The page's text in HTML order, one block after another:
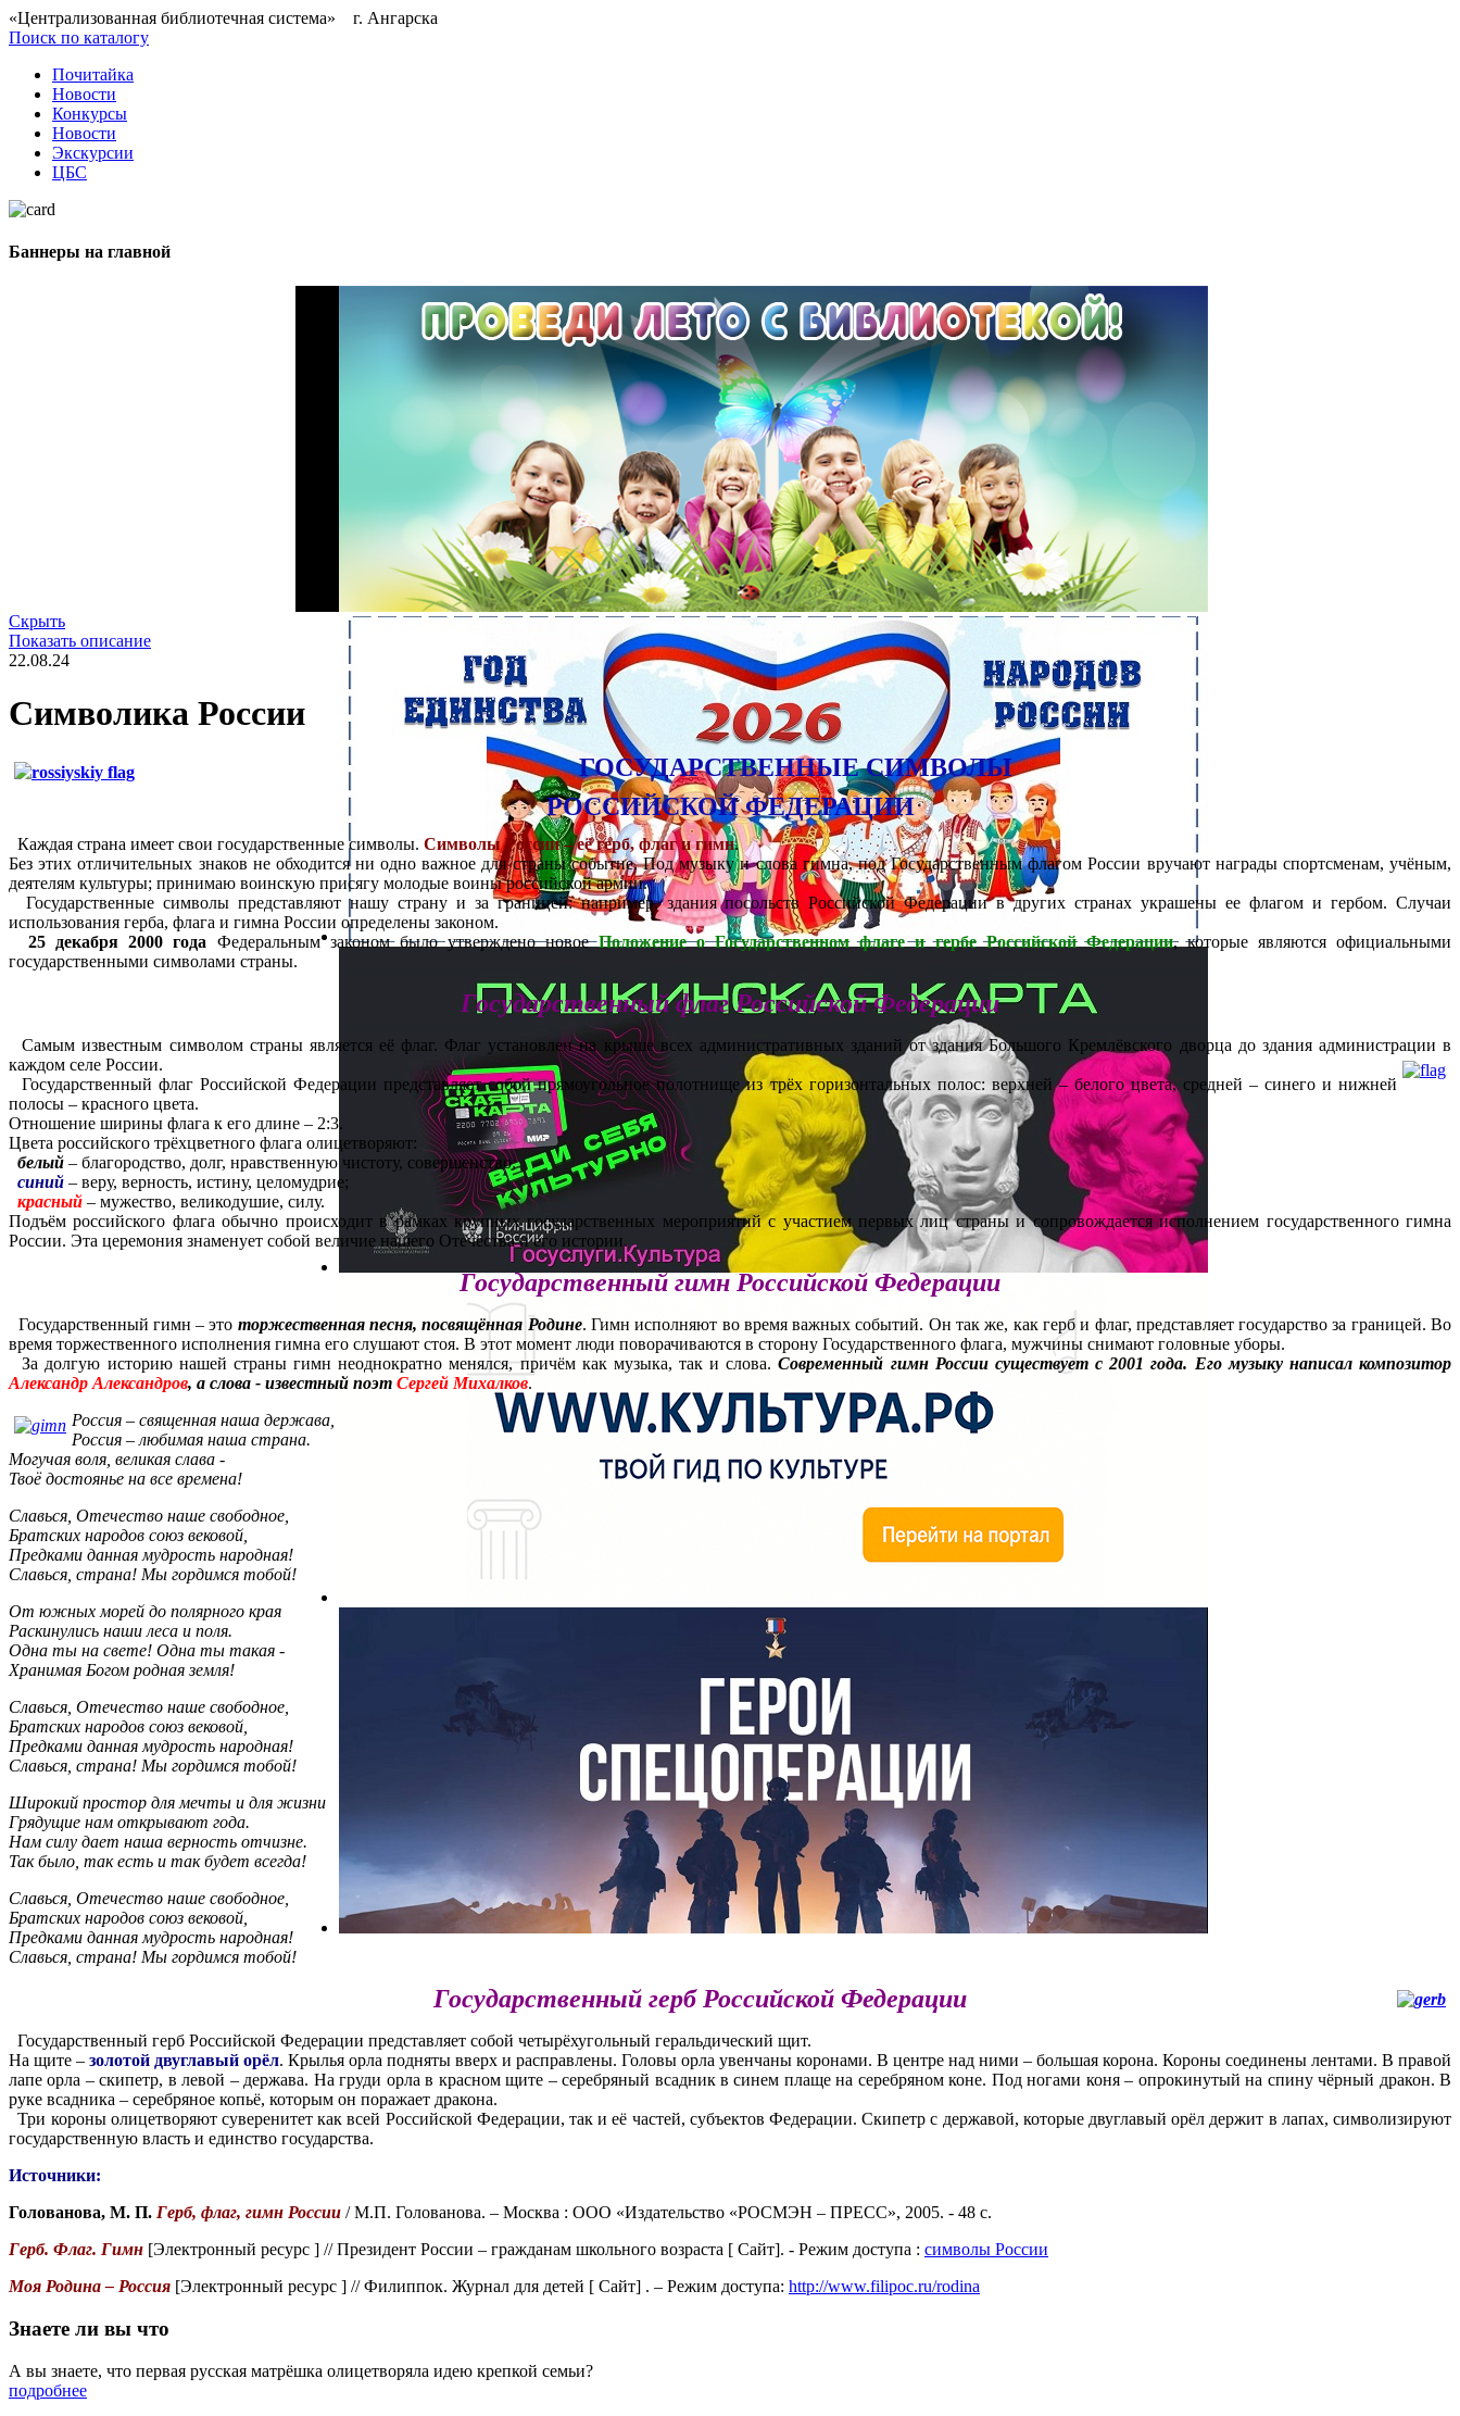
«Централизованная библиотечная система» г. Ангарска
Поиск по каталогу
Почитайка
Новости
Конкурсы
Новости
Экскурсии
ЦБС
Баннеры на главной
Скрыть
Показать описание
22.08.24
Символика России
ГОСУДАРСТВЕННЫЕ СИМВОЛЫ
РОССИЙСКОЙ ФЕДЕРАЦИИ
Каждая страна имеет свои государственные символы. Символы России – её герб, флаг и гимн.
Без этих отличительных знаков не обходится ни одно важное для страны событие. Под музыку и слова гимна, под Государственным флагом России вручают награды спортсменам, учёным,
деятелям культуры; принимаю воинскую присягу молодые воины российской армии.
Государственные символы представляют нашу страну и за границей: например, здания посольств Российской Федерации в других странах украшены ее флагом и гербом. Случаи
использования герба, флага и гимна России определены законом.
25 декабря 2000 года Федеральным законом было утверждено новоеПоложение о Государственном флаге и гербе Российской Федерации, которые являются официальными
государственными символами страны.
Государственный флаг Российской Федерации
Самым известным символом страны является её флаг. Флаг установлен на крыше всех административных зданий от здания Большого Кремлёвского дворца до здания администрации в
каждом селе России.
Государственный флаг Российской Федерации представляет собой прямоугольное полотнище из трёх горизонтальных полос: верхней – белого цвета, средней – синего и нижней
полосы – красного цвета.
Отношение ширины флага к его длине – 2:3.
Цвета российского трёхцветного флага олицетворяют:
белый – благородство, долг, нравственную чистоту, совершенство;
синий – веру, верность, истину, целомудрие;
красный – мужество, великодушие, силу.
Подъём российского флага обычно происходит в рамках крупных государственных мероприятий с участием первых лиц страны и сопровождается исполнением государственного гимна
России. Эта церемония знаменует собой величие нашего Отечества и его истории.
Государственный гимн Российской Федерации
Государственный гимн – это торжественная песня, посвящённая Родине. Гимн исполняют во время важных событий. Он так же, как герб и флаг, представляет государство за границей. Во
время торжественного исполнения гимна его слушают стоя. В этот момент люди поворачиваются в сторону Государственного флага, мужчины снимают головные уборы.
За долгую историю нашей страны гимн неоднократно менялся, причём как музыка, так и слова.Современный гимн России существует с 2001 года. Его музыку написал композитор
Александр Александров, а слова - известный поэт Сергей Михалков.
Россия – священная наша держава,
Россия – любимая наша страна.
Могучая воля, великая слава -
Твоё достоянье на все времена!
Славься, Отечество наше свободное,
Братских народов союз вековой,
Предками данная мудрость народная!
Славься, страна! Мы гордимся тобой!
От южных морей до полярного края
Раскинулись наши леса и поля.
Одна ты на свете! Одна ты такая -
Хранимая Богом родная земля!
Славься, Отечество наше свободное,
Братских народов союз вековой,
Предками данная мудрость народная!
Славься, страна! Мы гордимся тобой!
Широкий простор для мечты и для жизни
Грядущие нам открывают года.
Нам силу дает наша верность отчизне.
Так было, так есть и так будет всегда!
Славься, Отечество наше свободное,
Братских народов союз вековой,
Предками данная мудрость народная!
Славься, страна! Мы гордимся тобой!
Государственный герб Российской Федерации
Государственный герб Российской Федерации представляет собой четырёхугольный геральдический щит.
На щите – золотой двуглавый орёл. Крылья орла подняты вверх и расправлены. Головы орла увенчаны коронами. В центре над ними – большая корона. Короны соединены лентами. В правой
лапе орла – скипетр, в левой – держава. На груди орла в красном щите – серебряный всадник в синем плаще на серебряном коне. Под ногами коня – опрокинутый на спину чёрный дракон. В
руке всадника – серебряное копьё, которым он поражает дракона.
Три короны олицетворяют суверенитет как всей Российской Федерации, так и её частей, субъектов Федерации. Скипетр с державой, которые двуглавый орёл держит в лапах, символизируют
государственную власть и единство государства.
Источники:
Голованова, М. П. Герб, флаг, гимн России / М.П. Голованова. – Москва : ООО «Издательство «РОСМЭН – ПРЕСС», 2005. - 48 с.
Герб. Флаг. Гимн [Электронный ресурс ] // Президент России – гражданам школьного возраста [ Сайт]. - Режим доступа : символы России
Моя Родина – Россия [Электронный ресурс ] // Филиппок. Журнал для детей [ Сайт] . – Режим доступа: http://www.filipoc.ru/rodina
Знаете ли вы что
А вы знаете, что первая русская матрёшка олицетворяла идею крепкой семьи?
подробнее